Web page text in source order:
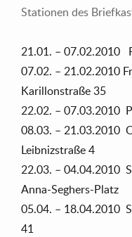
Stationen des
21.01. – 07.02.2010
07.02. – 21.02.2010
Karillonstraße 35
22.02. – 07.03.2010
08.03. – 21.03.2010
Leibnizstraße 4
22.03. – 04.04.2010
Anna-Seghers-Platz
05.04. – 18.04.2010
41